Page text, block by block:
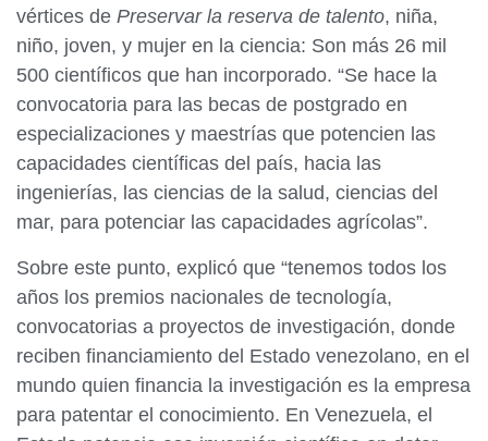
vértices de Preservar la reserva de talento, niña,
niño, joven, y mujer en la ciencia: Son más 26 mil
500 científicos que han incorporado. “Se hace la
convocatoria para las becas de postgrado en
especializaciones y maestrías que potencien las
capacidades científicas del país, hacia las
ingenierías, las ciencias de la salud, ciencias del
mar, para potenciar las capacidades agrícolas”.
Sobre este punto, explicó que “tenemos todos los
años los premios nacionales de tecnología,
convocatorias a proyectos de investigación, donde
reciben financiamiento del Estado venezolano, en el
mundo quien financia la investigación es la empresa
para patentar el conocimiento. En Venezuela, el